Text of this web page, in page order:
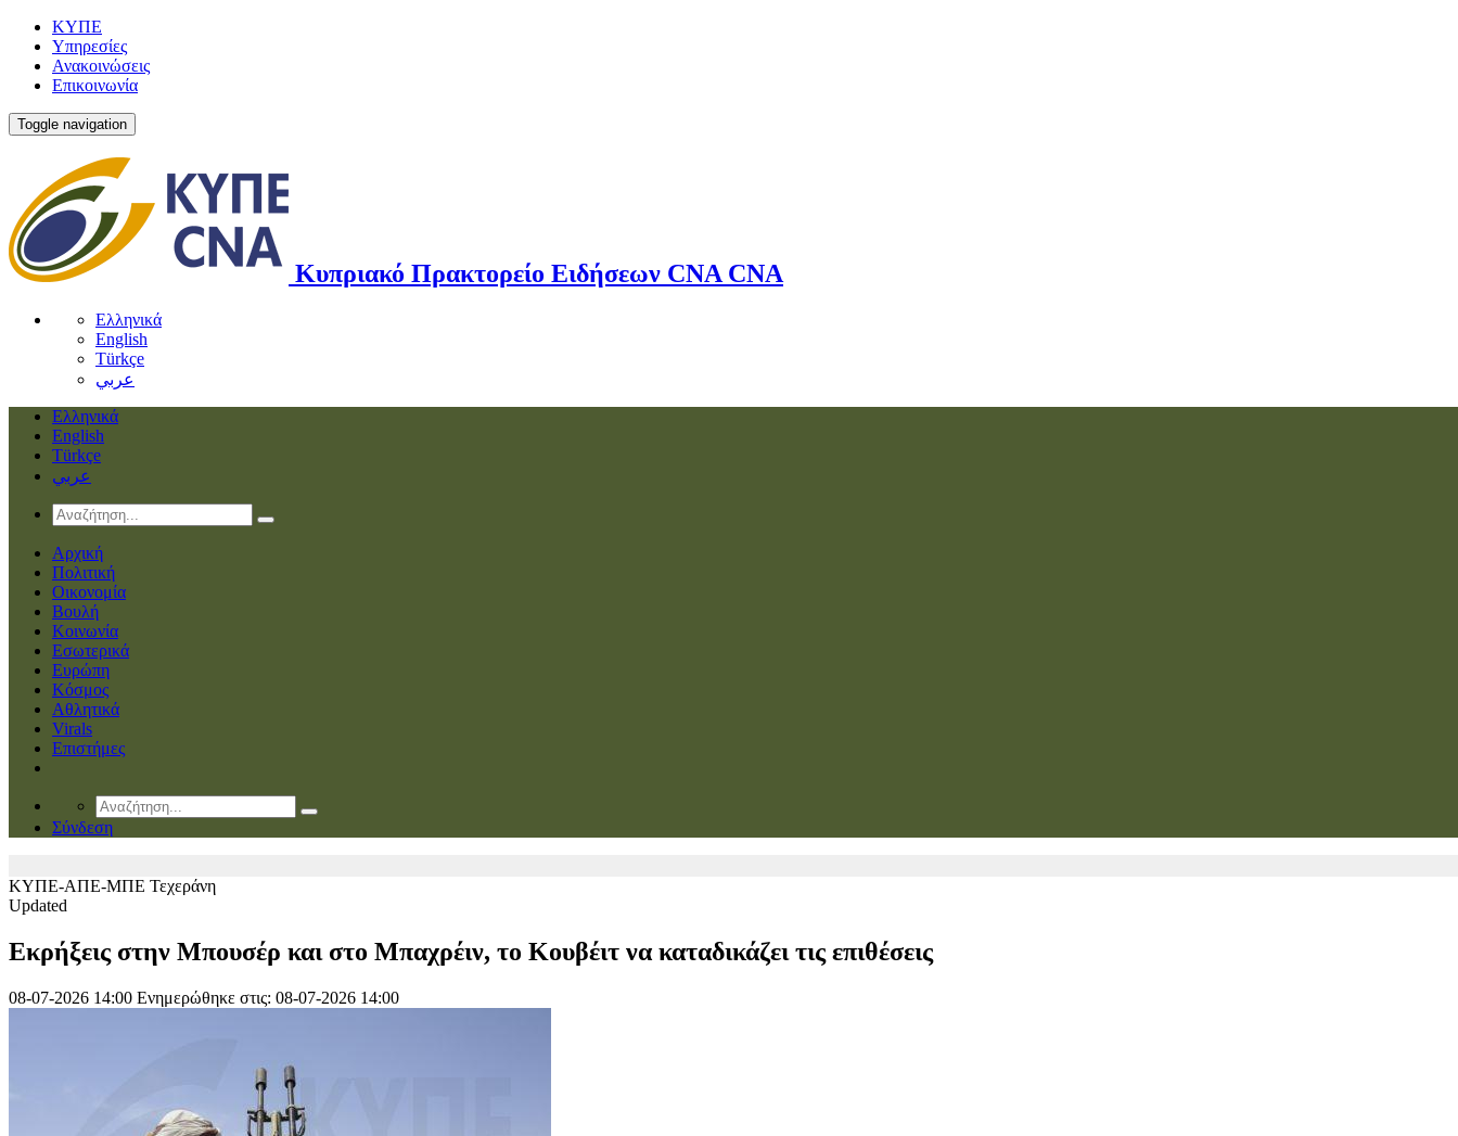
ΚΥΠΕ
Υπηρεσίες
Ανακοινώσεις
Επικοινωνία
Toggle navigation
Κυπριακό Πρακτορείο Ειδήσεων CNA CNA
Ελληνικά
English
Türkçe
عربي
Ελληνικά
English
Türkçe
عربي
Αρχική
Πολιτική
Οικονομία
Βουλή
Κοινωνία
Εσωτερικά
Ευρώπη
Κόσμος
Αθλητικά
Virals
Επιστήμες
Σύνδεση
ΚΥΠΕ-ΑΠΕ-ΜΠΕ Τεχεράνη
Updated
Εκρήξεις στην Μπουσέρ και στο Μπαχρέιν, το Κουβέιτ να καταδικάζει τις επιθέσεις
08-07-2026 14:00 Ενημερώθηκε στις: 08-07-2026 14:00